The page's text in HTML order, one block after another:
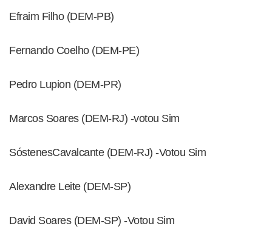
Efraim Filho (DEM-PB)
Fernando Coelho (DEM-PE)
Pedro Lupion (DEM-PR)
Marcos Soares (DEM-RJ) -votou Sim
SóstenesCavalcante (DEM-RJ) -Votou Sim
Alexandre Leite (DEM-SP)
David Soares (DEM-SP) -Votou Sim